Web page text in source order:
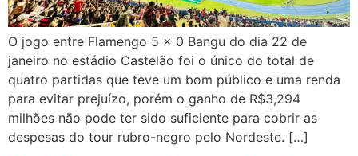
O jogo entre Flamengo 5 x 0 Bangu do dia 22 de
janeiro no estádio Castelão foi o único do total de
quatro partidas que teve um bom público e uma renda
para evitar prejuízo, porém o ganho de R$3,294
milhões não pode ter sido suficiente para cobrir as
despesas do tour rubro-negro pelo Nordeste. […]